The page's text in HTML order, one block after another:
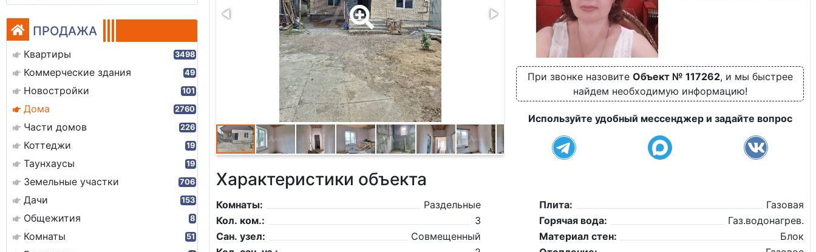
ПРОДАЖА
Квартиры 3498
Коммерческие здания 49
Новостройки 101
Дома 2760
Части домов 226
Коттеджи 19
Таунхаусы 19
Земельные участки 706
Дачи 153
Общежития 8
Комнаты 51
При звонке назовите Объект № 117262, и мы быстрее
найдем необходимую информацию!
Используйте удобный мессенджер и задайте вопрос
Характеристики объекта
Комнаты:
Раздельные
Кол. ком.:
3
Сан. узел:
Совмещенный
Плита:
Газовая
Горячая вода:
Газ.водонагрев.
Материал стен:
Блок